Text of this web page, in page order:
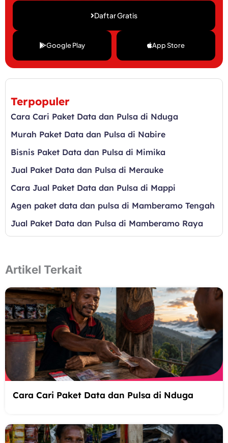
Daftar Gratis
Google Play App Store
Terpopuler
Cara Cari Paket Data dan Pulsa di Nduga
Murah Paket Data dan Pulsa di Nabire
Bisnis Paket Data dan Pulsa di Mimika
Jual Paket Data dan Pulsa di Merauke
Cara Jual Paket Data dan Pulsa di Mappi
Agen paket data dan pulsa di Mamberamo Tengah
Jual Paket Data dan Pulsa di Mamberamo Raya
Artikel Terkait
Cara Cari Paket Data dan Pulsa di Nduga